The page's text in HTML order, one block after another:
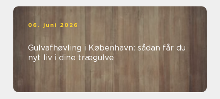
06. juni 2026
Gulvafhøvling i København: sådan får du
nyt liv i dine trægulve